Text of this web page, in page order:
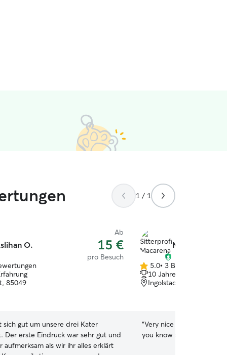
1 / 1
O.
Ab
15 €
pro Besuch
85049
sich gut um unsere drei Kater
Der erste Eindruck war sehr gut und
aufmerksam als wir ihr alles erklärt
Macarena A.
5.0
von
5
5.0• 3 Bewertungen
10 Jahre Erfahrung
Ingolstadt, 85049
“Very nice person, no
you know she enjoys